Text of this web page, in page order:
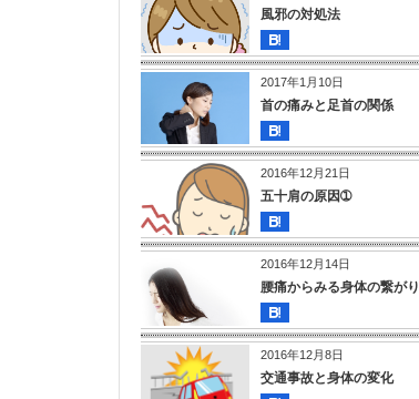
風邪の対処法
2017年1月10日
首の痛みと足首の関係
2016年12月21日
五十肩の原因➀
2016年12月14日
腰痛からみる身体の繋がり
2016年12月8日
交通事故と身体の変化